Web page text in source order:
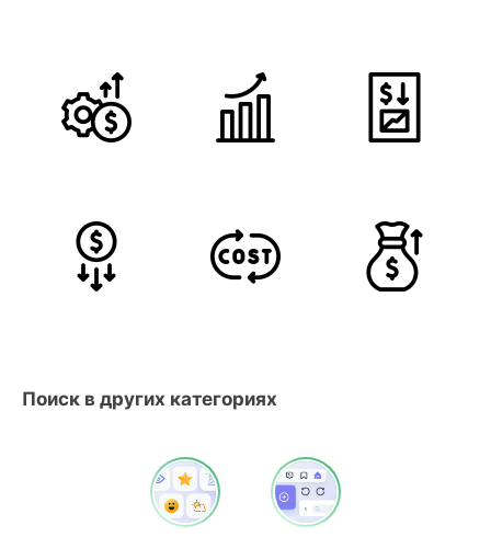
Поиск в других категориях